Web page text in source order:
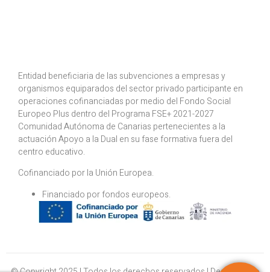
Entidad beneficiaria de las subvenciones a empresas y
organismos equiparados del sector privado participante en
operaciones cofinanciadas por medio del Fondo Social
Europeo Plus dentro del Programa FSE+ 2021-2027
Comunidad Autónoma de Canarias pertenecientes a la
actuación Apoyo a la Dual en su fase formativa fuera del
centro educativo.
Cofinanciado por la Unión Europea.
⁠Financiado por fondos europeos.